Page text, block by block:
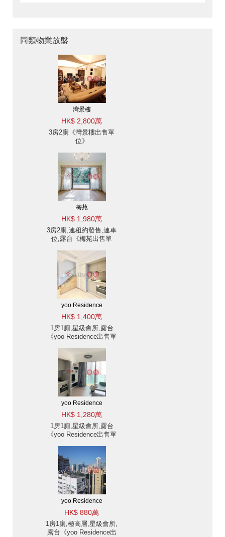
同類物業放盤
灣景樓
HK$ 2,800萬
3房2廁《灣景樓出售單
位》
梅苑
HK$ 1,980萬
3房2廁,連租約發售,連車
位,露台《梅苑出售單
yoo Residence
HK$ 1,400萬
1房1廁,星級會所,露台
《yoo Residence出售單
yoo Residence
HK$ 1,280萬
1房1廁,星級會所,露台
《yoo Residence出售單
yoo Residence
HK$ 880萬
1房1廁,極高層,星級會所,
露台《yoo Residence出